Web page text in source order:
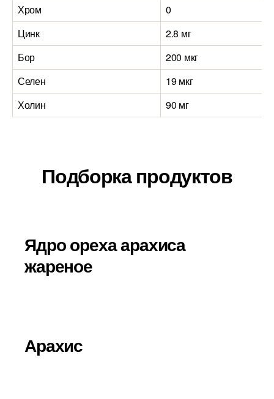
Хром
0
Цинк
2.8 мг
Бор
200 мкг
Селен
19 мкг
Холин
90 мг
Подборка продуктов
Ядро ореха арахиса
жареное
Арахис